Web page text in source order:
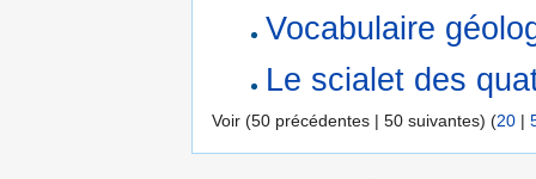
Vocabulaire
Le scialet des
Voir (50 précédentes | 50 suivantes) (20 |